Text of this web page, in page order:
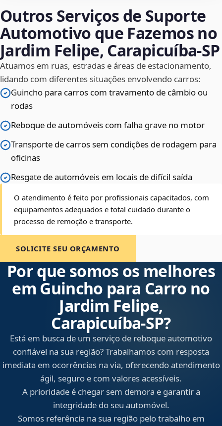
Outros Serviços de Suporte
Automotivo que Fazemos no
Jardim Felipe, Carapicuíba‑SP
Atuamos em ruas, estradas e áreas de estacionamento,
lidando com diferentes situações envolvendo carros:
Guincho para carros com travamento de câmbio ou
rodas
Reboque de automóveis com falha grave no motor
Transporte de carros sem condições de rodagem para
oficinas
Resgate de automóveis em locais de difícil saída
O atendimento é feito por profissionais capacitados, com
equipamentos adequados e total cuidado durante o
processo de remoção e transporte.
SOLICITE SEU ORÇAMENTO
Por que somos os melhores
em Guincho para Carro no
Jardim Felipe,
Carapicuíba‑SP?
Está em busca de um serviço de reboque automotivo
confiável na sua região? Trabalhamos com resposta
imediata em ocorrências na via, oferecendo atendimento
ágil, seguro e com valores acessíveis.
A prioridade é chegar sem demora e garantir a
integridade do seu automóvel.
Somos referência na sua região pelo trabalho em